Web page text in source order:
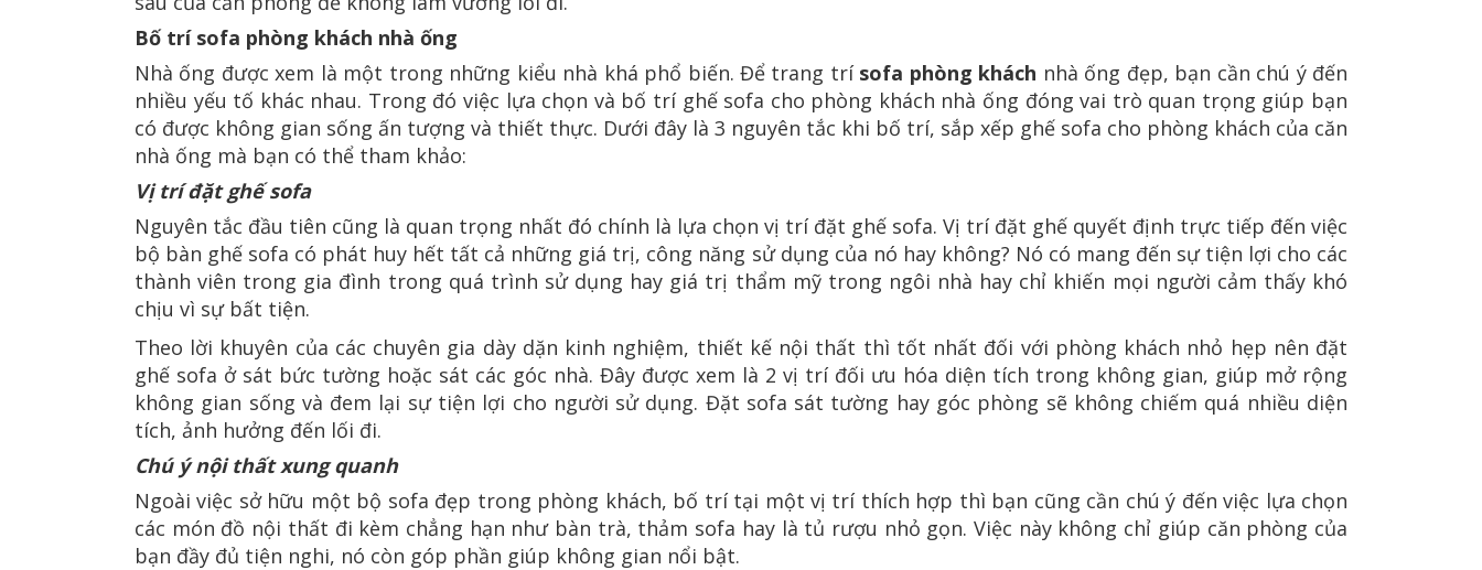
Bố trí sofa phòng khách nhà ống
Nhà ống được xem là một trong những kiểu nhà khá phổ biến. Để trang trí sofa phòng khách nhà ống đẹp, bạn cần chú ý đến
nhiều yếu tố khác nhau. Trong đó việc lựa chọn và bố trí ghế sofa cho phòng khách nhà ống đóng vai trò quan trọng giúp bạn
có được không gian sống ấn tượng và thiết thực. Dưới đây là 3 nguyên tắc khi bố trí, sắp xếp ghế sofa cho phòng khách của căn
nhà ống mà bạn có thể tham khảo:
Vị trí đặt ghế sofa
Nguyên tắc đầu tiên cũng là quan trọng nhất đó chính là lựa chọn vị trí đặt ghế sofa. Vị trí đặt ghế quyết định trực tiếp đến việc
bộ bàn ghế sofa có phát huy hết tất cả những giá trị, công năng sử dụng của nó hay không? Nó có mang đến sự tiện lợi cho các
thành viên trong gia đình trong quá trình sử dụng hay giá trị thẩm mỹ trong ngôi nhà hay chỉ khiến mọi người cảm thấy khó
chịu vì sự bất tiện.
Theo lời khuyên của các chuyên gia dày dặn kinh nghiệm, thiết kế nội thất thì tốt nhất đối với phòng khách nhỏ hẹp nên đặt
ghế sofa ở sát bức tường hoặc sát các góc nhà. Đây được xem là 2 vị trí đối ưu hóa diện tích trong không gian, giúp mở rộng
không gian sống và đem lại sự tiện lợi cho người sử dụng. Đặt sofa sát tường hay góc phòng sẽ không chiếm quá nhiều diện
tích, ảnh hưởng đến lối đi.
Chú ý nội thất xung quanh
Ngoài việc sở hữu một bộ sofa đẹp trong phòng khách, bố trí tại một vị trí thích hợp thì bạn cũng cần chú ý đến việc lựa chọn
các món đồ nội thất đi kèm chẳng hạn như bàn trà, thảm sofa hay là tủ rượu nhỏ gọn. Việc này không chỉ giúp căn phòng của
bạn đầy đủ tiện nghi, nó còn góp phần giúp không gian nổi bật.